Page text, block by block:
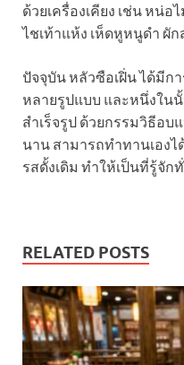
ด้วยเครื่องเคียง เช่น หน่อ
ไชเท้าแห้ง เห็ดหูหนูดำ ผั
ปัจจุบัน หลัวซือเฝิ่น ได้มี
หลายรูปแบบ และหนึ่งใน
สำเร็จรูป ด้วยกรรมวิธีอ
นาน สามารถทำทานเองไ
รสดั้งเดิม ทำให้เป็นที่รู้จัก
RELATED POSTS